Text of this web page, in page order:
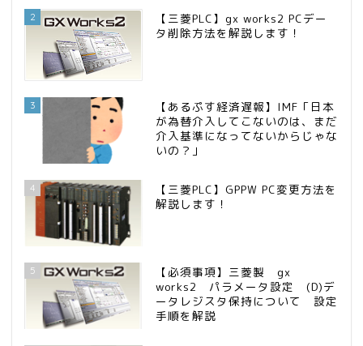
2
【三菱PLC】gx works2 PCデー
タ削除方法を解説します！
3
【あるぷす経済遅報】IMF「日本
が為替介入してこないのは、まだ
介入基準になってないからじゃな
いの？」
4
【三菱PLC】GPPW PC変更方法を
解説します！
5
【必須事項】三菱製 gx
works2 パラメータ設定 (D)デ
ータレジスタ保持について 設定
手順を解説